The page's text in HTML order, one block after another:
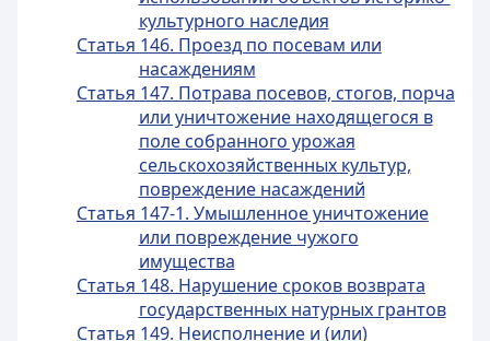
культурного наследия
Статья 146. Проезд по посевам или
насаждениям
Статья 147. Потрава посевов, стогов, порча
или уничтожение находящегося в
поле собранного урожая
сельскохозяйственных культур,
повреждение насаждений
Статья 147-1. Умышленное уничтожение
или повреждение чужого
имущества
Статья 148. Нарушение сроков возврата
государственных натурных грантов
Статья 149. Неисполнение и (или)